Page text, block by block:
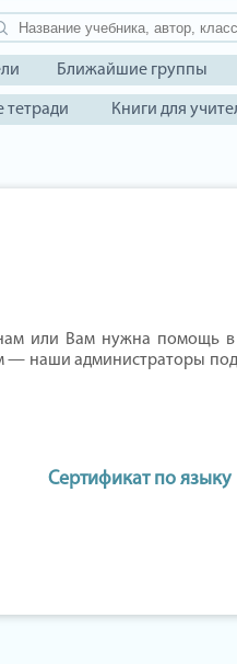
Ближайшие группы
тетради Книги для
или Вам нужна помощь
— наши администраторы
Сертификат по языку